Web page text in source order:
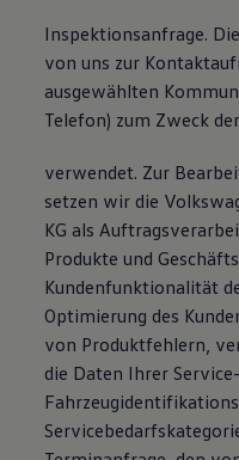
Inspektionsanfrage.
von uns zur
ausgewählten
Telefon) zum Zweck
verwendet. Zur
setzen wir die
KG als
Produkte und
Kundenfunktionalität
Optimierung des
von Produktfehlern,
die Daten Ihrer